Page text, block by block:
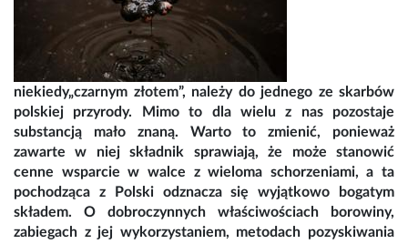
niekiedy„czarnym złotem”, należy do jednego ze skarbów
polskiej przyrody. Mimo to dla wielu z nas pozostaje
substancją mało znaną. Warto to zmienić, ponieważ
zawarte w niej składnik sprawiają, że może stanowić
cenne wsparcie w walce z wieloma schorzeniami, a ta
pochodząca z Polski odznacza się wyjątkowo bogatym
składem. O dobroczynnych właściwościach borowiny,
zabiegach z jej wykorzystaniem, metodach pozyskiwania